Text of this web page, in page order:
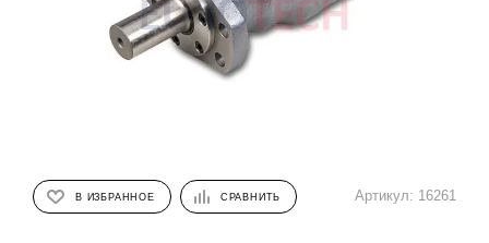
В ИЗБРАННОЕ СРАВНИТЬ Артикул: 16261